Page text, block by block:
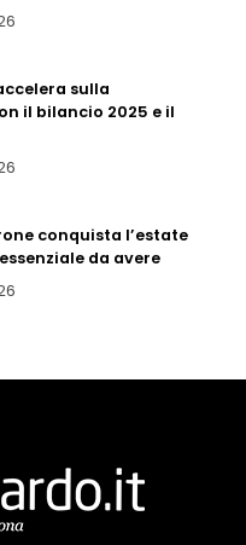
sulla
il bilancio 2025 e il
conquista l’estate
da avere